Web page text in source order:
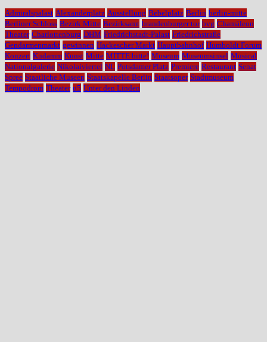
Admiralspalast Alexanderplatz Ausstellung Bebelplatz Berlin berlin-mitte
Berliner Schloss Bezirk Mitte Bezirksamt brandenburger tor bvg Chamäleon
Theater Charlottenburg DHM Friedrichstadt-Palast Friedrichstraße
Gendarmenmarkt gewinnen Hackescher Markt Hauptbahnhof Humboldt Forum
Konzert Kudamm Kunst Mitte MITTE bitte! Museum Museumsinsel Musical
Nationalgalerie Nikolaiviertel NL Potsdamer Platz Premiere Restaurant Senat
Spree Staatliche Museen Staatskapelle Berlin Staatsoper Stadtmuseum
Tempodrom Theater u5 Unter den Linden